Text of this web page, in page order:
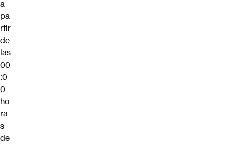
a
pa
rtir
de
las
00
:0
0
ho
ra
s
de